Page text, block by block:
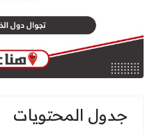
جدول المحتويات